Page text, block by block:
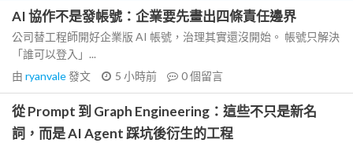
AI 協作不是發帳號：企業要先畫出四條責任邊界
公司替工程師開好企業版 AI 帳號，治理其實還沒開始。 帳號只解決
「誰可以登入」...
由 ryanvale發文 5 小時前 0個留言
從 Prompt 到 Graph Engineering：這些不只是新名
詞，而是 AI Agent 踩坑後衍生的工程